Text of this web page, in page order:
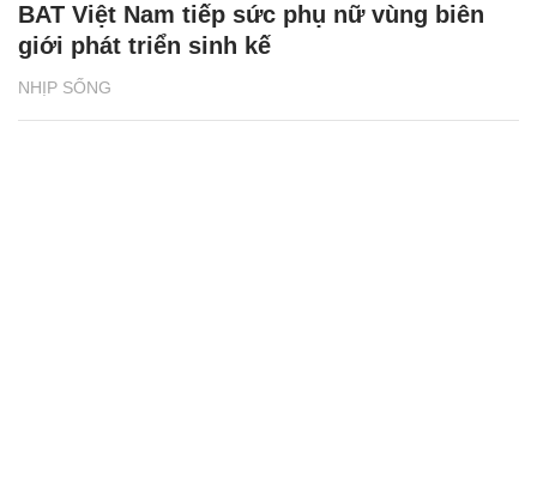
NHỊP SỐNG
BAT Việt Nam tiếp sức phụ nữ vùng biên
giới phát triển sinh kế